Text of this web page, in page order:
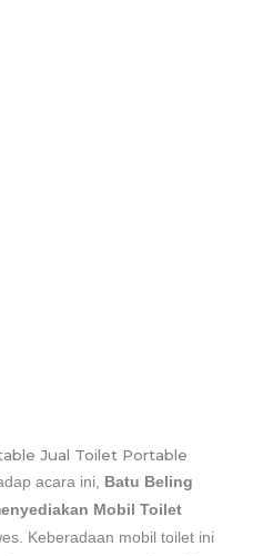
Jual Toilet Portable
acara ini, Batu Beling
Mobil Toilet
Keberadaan mobil toilet ini